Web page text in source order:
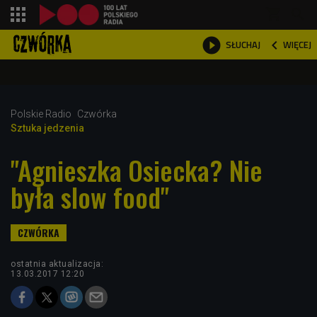
 SŁUCHAJ  WIĘCEJ

Polskie Radio
Czwórka
Sztuka jedzenia
"Agnieszka Osiecka? Nie
była slow food"
ostatnia aktualizacja:
13.03.2017 12:20